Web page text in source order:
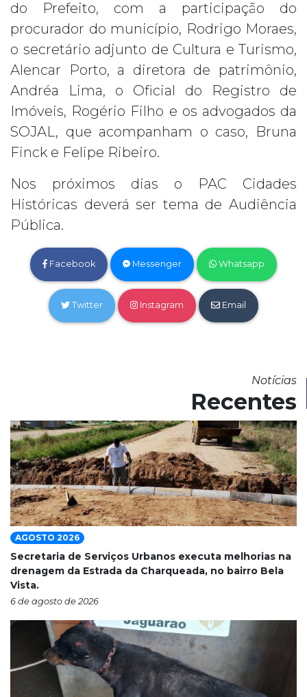
do Prefeito, com a participação do
procurador do município, Rodrigo Moraes,
o secretário adjunto de Cultura e Turismo,
Alencar Porto, a diretora de patrimônio,
Andréa Lima, o Oficial do Registro de
Imóveis, Rogério Filho e os advogados da
SOJAL, que acompanham o caso, Bruna
Finck e Felipe Ribeiro.
Nos próximos dias o PAC Cidades
Históricas deverá ser tema de Audiência
Pública.
Facebook Messenger Whatsapp
Twitter Instagram Email
Notícias
Recentes
AGOSTO 2026
Secretaria de Serviços Urbanos executa melhorias na
drenagem da Estrada da Charqueada, no bairro Bela
Vista.
6 de agosto de 2026